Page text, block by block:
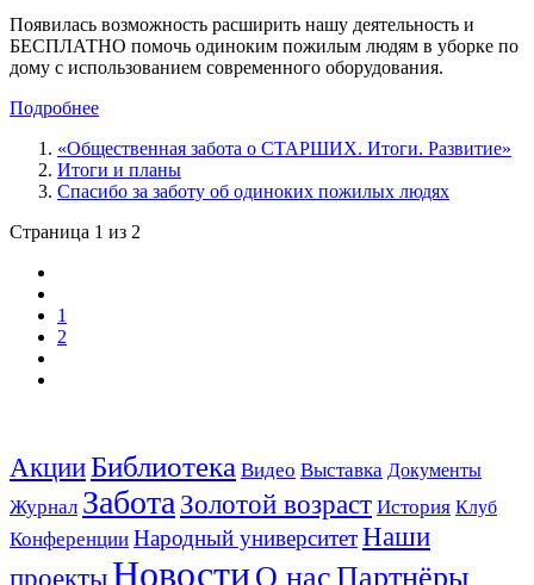
Появилась возможность расширить нашу деятельность и
БЕСПЛАТНО помочь одиноким пожилым людям в уборке по
дому с использованием современного оборудования.
Подробнее
«Общественная забота о СТАРШИХ. Итоги. Развитие»
Итоги и планы
Спасибо за заботу об одиноких пожилых людях
Страница 1 из 2
1
2
АкцииБиблиотека Видео Выставка Документы
Журнал Забота Золотой возраст История Клуб
Конференции Народный университетНаши
проекты НовостиО насПартнёры